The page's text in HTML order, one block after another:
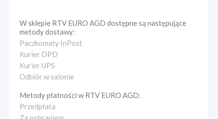
W sklepie RTV EURO AGD dostępne są następujące
metody dostawy:
Paczkomaty InPost
Kurier DPD
Kurier UPS
Odbiór w salonie
Metody płatności wRTV EURO AGD:
Przedpłata